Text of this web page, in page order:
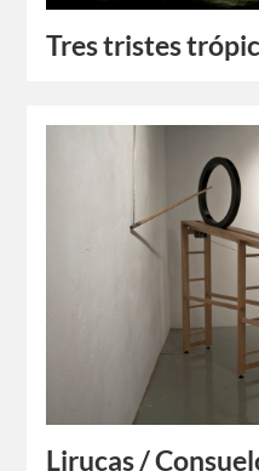
Tres tristes
Lirucas /